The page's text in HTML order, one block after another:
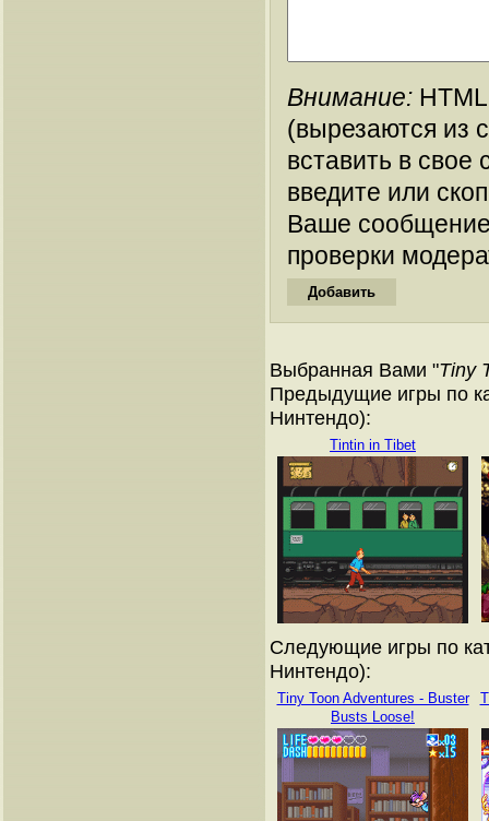
Внимание:
(вырезаются из
вставить в
введите или
Ваше
проверки
Выбранная Вами "Tiny
Предыдущие игры по
Нинтендо):
Tintin in Tibet
Следующие игры по
Нинтендо):
Tiny Toon Adventures - Buster
Busts Loose!